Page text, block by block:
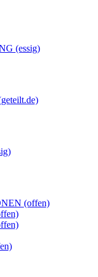
(essig)
(offen)